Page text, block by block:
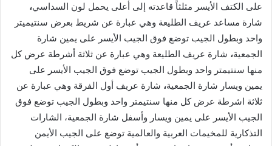
على الكتف الأيسر مثلثاً قاعدته إلى أعلى يحمل لون السداسي،
شارة مساعد عريف الطليعة وهي عبارة عن شريط بعرض سنتيميتر
واحد وبطول الجيب توضع فوق الجيب الأيسر على يمين شارة
الجمعية، شارة عريف الطليعة وهي عبارة عن ثلاثة أشرطة عرض كل
منها سنتيمتر واحد وبطول الجيب توضع فوق الجيب الأيسر على
يمين ويسار شارة الجمعية، شارة عريف أول الفرقة وهي عبارة عن
ثلاثة اشرطة عرض كل منها سنتيمتر واحد وبطول الجيب توضع فوق
الجيب الأيسر على يمين ويسار وأسفل شارة الجمعية، الشارات
التذكارية للمخيمات العربية والعالمية توضع على الجيب الأيمن